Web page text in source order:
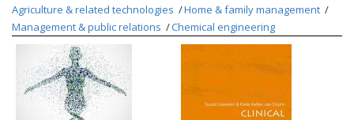
Agriculture & related technologies
Home & family management
Management & public relations
Chemical engineering